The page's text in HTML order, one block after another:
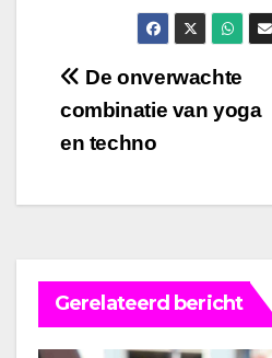
Bericht
navigatie
De onverwachte
combinatie van yoga
en techno
Gerelateerd bericht